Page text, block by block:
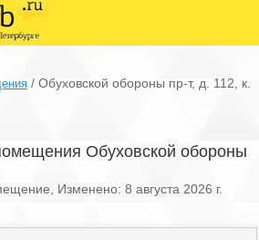
/ Обуховской обороны пр-т, д. 112, к.
Обуховской обороны
Изменено: 8 августа 2026 г.